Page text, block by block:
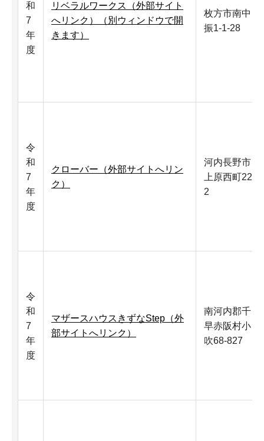
和
7
年
度
リベラルワークス（外部サイト
へリンク）（別ウィンドウで開
きます）
枚方市南中
振1-1-28
令
和
7
年
度
クローバー（外部サイトへリン
ク）
河内長野市
上原西町22-
2
令
和
7
年
度
マザースハウスきずなStep（外
部サイトへリンク）
南河内郡千
早赤阪村小
吹68-827